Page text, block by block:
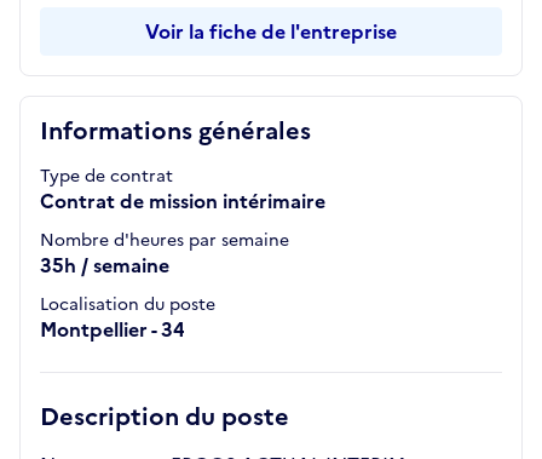
Informations générales
Type de contrat
Contrat de mission intérimaire
Nombre d'heures par semaine
35h / semaine
Localisation du poste
Montpellier - 34
Description du poste
Voir la fiche de l'entreprise